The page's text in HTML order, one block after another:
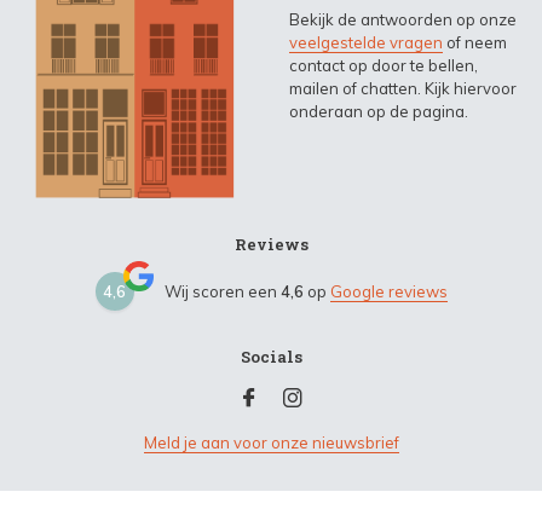
Bekijk de antwoorden op onze
veelgestelde vragen of neem
contact op door te bellen,
mailen of chatten. Kijk hiervoor
onderaan op de pagina.
Reviews
4,6 Wij scoren een 4,6 op Google reviews
Socials
Meld je aan voor onze nieuwsbrief